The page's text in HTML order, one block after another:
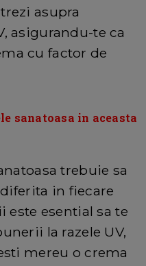
asupra
asigurandu-te ca
cu factor de
sanatoasa in aceasta
trebuie sa
in fiecare
esential sa te
la razele UV,
mereu o crema